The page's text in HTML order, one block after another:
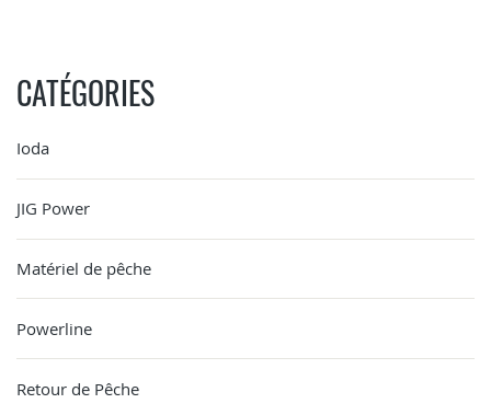
CATÉGORIES
Ioda
JIG Power
Matériel de pêche
Powerline
Retour de Pêche